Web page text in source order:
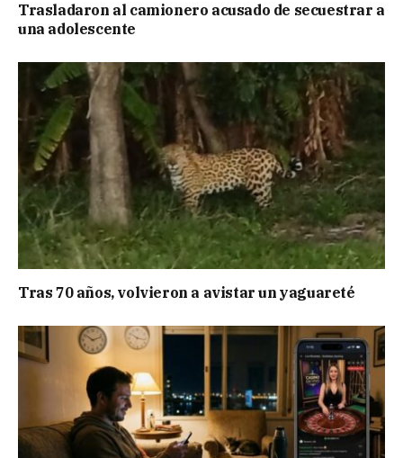
Trasladaron al camionero acusado de secuestrar a
una adolescente
Tras 70 años, volvieron a avistar un yaguareté